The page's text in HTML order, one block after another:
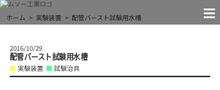
お知らせ
「●●すぎる」に挑戦する
試験治具
実験装置
設 備
会社案内
採 用
お問い合わせ
NEWS
ホーム 実験装置 配管バースト試験用水槽
2016/10/29
配管バースト試験用水槽
実験装置 試験治具